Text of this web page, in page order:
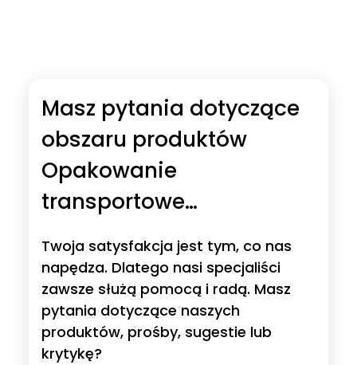
Masz pytania dotyczące
obszaru produktów
Opakowanie
transportowe
wielokrotnego użytku?
Twoja satysfakcja jest tym, co nas
napędza. Dlatego nasi specjaliści
zawsze służą pomocą i radą. Masz
pytania dotyczące naszych
produktów, prośby, sugestie lub
krytykę?